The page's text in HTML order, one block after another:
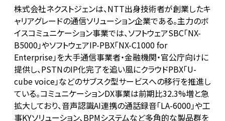
株式会社ネクストジェンは、NTT出身技術者が創業したキ
ャリアグレードの通信ソリューション企業である。主力のボ
イスコミュニケーション事業では、ソフトウェアSBC「NX-
B5000」やソフトウェアIP-PBX「NX-C1000 for
Enterprise」を大手通信事業者・金融機関・官公庁向けに
提供し、PSTNのIP化完了を追い風にクラウドPBX「U-
cube voice」などのサブスク型サービスへの移行を推進し
ている。コミュニケーションDX事業は前期比32.3%増と急
拡大しており、音声認識AI連携の通話録音「LA-6000」や工
事KYソリューション、BPMシステムなど多角的な製品群を